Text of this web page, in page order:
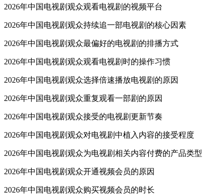
2026年中国电视剧观众观看电视剧的视频平台
2026年中国电视剧观众持续追一部电视剧的核心因素
2026年中国电视剧观众最偏好的电视剧的排播方式
2026年中国电视剧观众观看电视剧时的操作习惯
2026年中国电视剧观众选择倍速播放电视剧的原因
2026年中国电视剧观众重复观看一部剧的原因
2026年中国电视剧观众接受的电视剧更新节奏
2026年中国电视剧观众对电视剧中植入内容的接受程度
2026年中国电视剧观众为电视剧相关内容付费的产品类型
2026年中国电视剧观众开通视频会员的原因
2026年中国电视剧观众购买视频会员的时长